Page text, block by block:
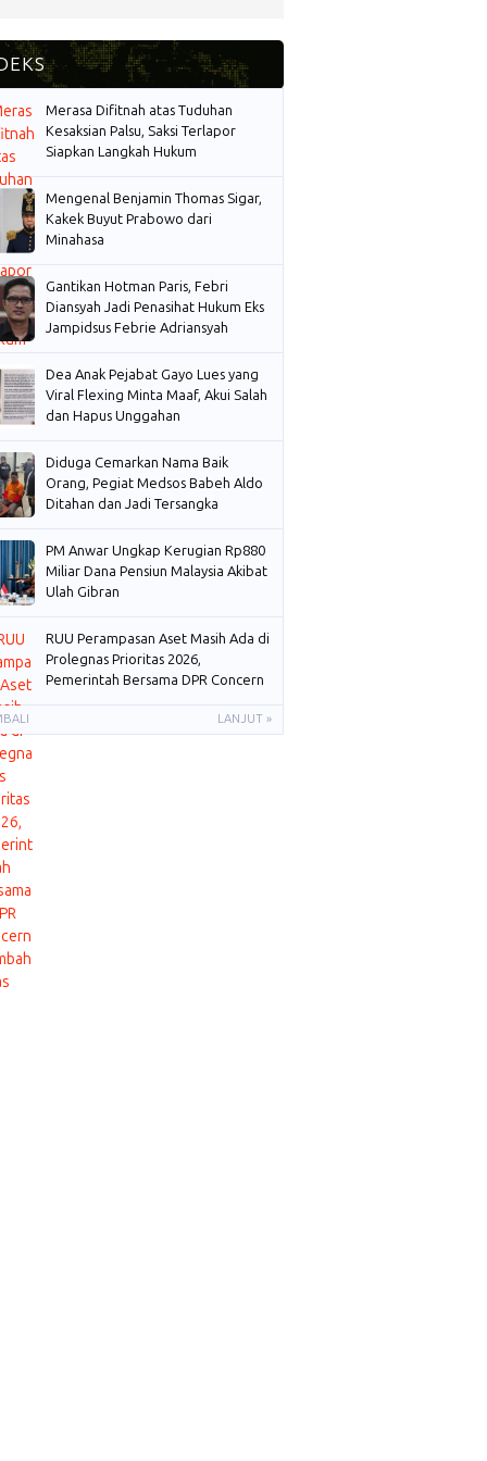
Merasa Difitnah atas Tuduhan
Kesaksian Palsu, Saksi Terlapor
Siapkan Langkah Hukum
Mengenal Benjamin Thomas Sigar,
Kakek Buyut Prabowo dari
Minahasa
Gantikan Hotman Paris, Febri
Diansyah Jadi Penasihat Hukum Eks
Jampidsus Febrie Adriansyah
Dea Anak Pejabat Gayo Lues yang
Viral Flexing Minta Maaf, Akui Salah
dan Hapus Unggahan
Diduga Cemarkan Nama Baik
Orang, Pegiat Medsos Babeh Aldo
Ditahan dan Jadi Tersangka
PM Anwar Ungkap Kerugian Rp880
Miliar Dana Pensiun Malaysia Akibat
Ulah Gibran
RUU Perampasan Aset Masih Ada di
Prolegnas Prioritas 2026,
Pemerintah Bersama DPR Concern
LANJUT »